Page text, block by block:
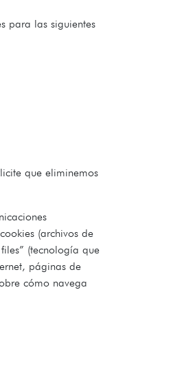
para las siguientes
que eliminemos
(archivos de
(tecnología que
páginas de
cómo navega